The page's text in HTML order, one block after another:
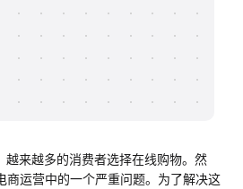
越来越多的消费者选择在线购物。然
商运营中的一个严重问题。为了解决这